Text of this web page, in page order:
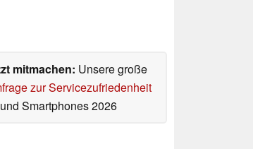
mitmachen: Unsere große
zur Servicezufriedenheit
Smartphones 2026